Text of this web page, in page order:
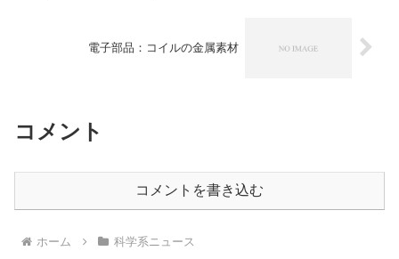
電子部品：コイルの金属素材
コメント
コメントを書き込む
ホーム 科学系ニュース